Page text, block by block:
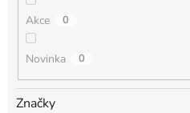
Akce 0
Novinka 0
Značky